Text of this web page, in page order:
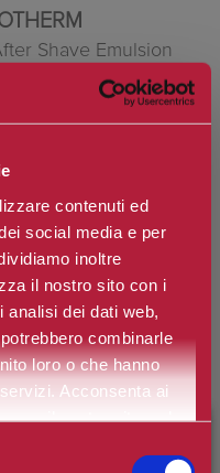
contenuti ed
social media e per
inoltre
il nostro sito con i
dei dati web,
combinarle
loro o che hanno
Acconsenta ai
il nostro sito web.
Shave Emulsion
Si
*
€40,16